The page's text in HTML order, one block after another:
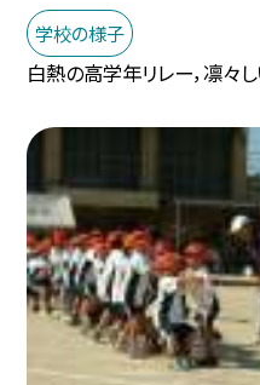
学校の様子
白熱の高学年リレー，凛々